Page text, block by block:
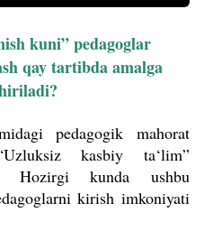
kuni” pedagoglar
qay tartibda amalga
pedagogik mahorat
kasbiy ta‘lim”
Hozirgi kunda ushbu
kirish imkoniyati